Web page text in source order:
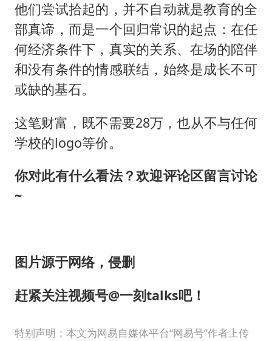
他们尝试拾起的，并不自动就是教育的全
部真谛，而是一个回归常识的起点：在任
何经济条件下，真实的关系、在场的陪伴
和没有条件的情感联结，始终是成长不可
或缺的基石。
这笔财富，既不需要28万，也从不与任何
学校的logo等价。
你对此有什么看法？欢迎评论区留言讨论
~
图片源于网络，侵删
赶紧关注视频号@一刻talks吧！
特别声明：本文为网易自媒体平台“网易号”作者上传